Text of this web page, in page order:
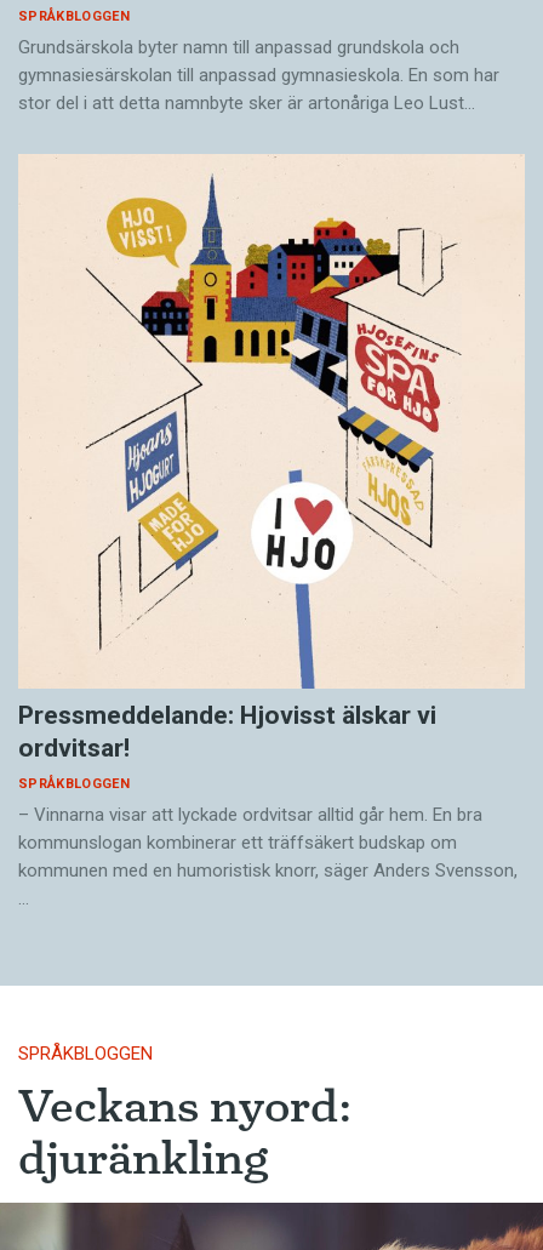
SPRÅKBLOGGEN
Grundsärskola byter namn till anpassad grundskola och
gymnasiesärskolan till anpassad gymnasieskola. En som har
stor del i att detta namnbyte sker är artonåriga Leo Lust…
Pressmeddelande: Hjovisst älskar vi
ordvitsar!
SPRÅKBLOGGEN
– Vinnarna visar att lyckade ordvitsar alltid går hem. En bra
kommunslogan kombinerar ett träffsäkert budskap om
kommunen med en humoristisk knorr, säger Anders Svensson,
…
SPRÅKBLOGGEN
Veckans nyord:
djuränkling